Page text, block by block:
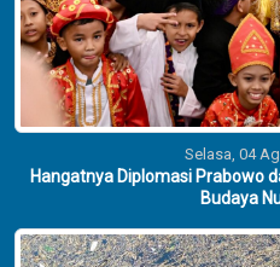
Selasa, 04
Hangatnya Diplomasi Prabowo
Budaya